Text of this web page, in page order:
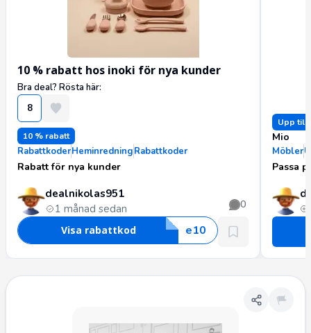
10 % rabatt hos inoki för nya kunder
Bra deal? Rösta här:
8
10 % rabatt
dealnikolas951
1 månad sedan
0
Rabatt för nya kunder
RabattkoderHeminredningRabattkoder
Visa rabattkod e10
Upp till
Mio
Passa
Möbler